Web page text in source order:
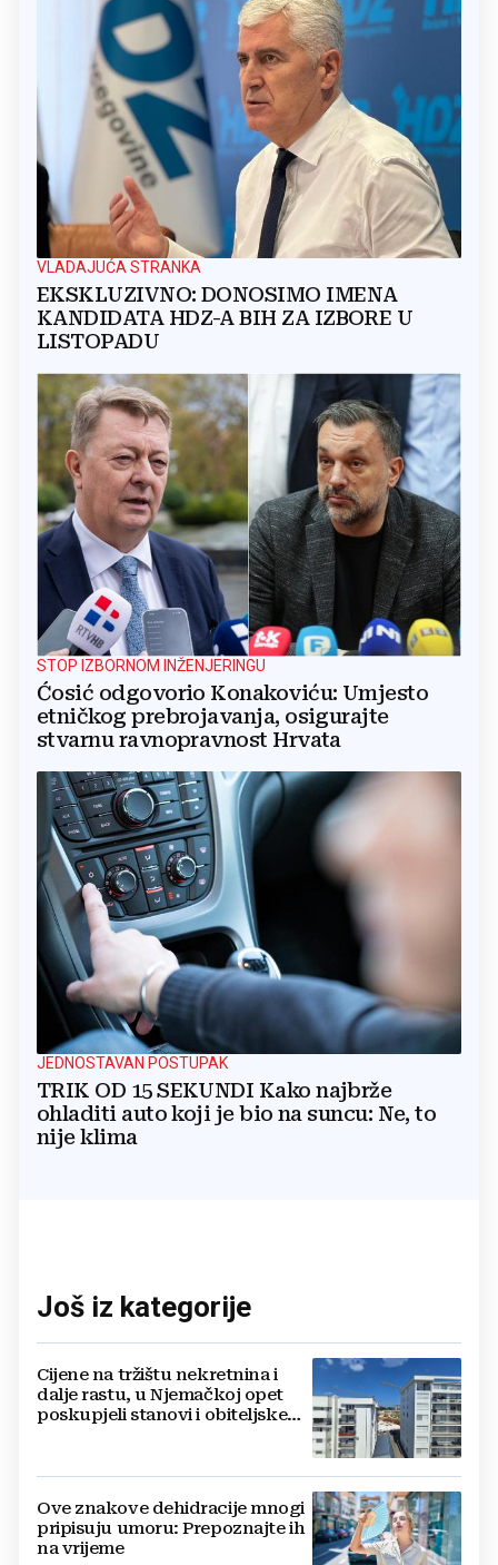
VLADAJUĆA STRANKA
EKSKLUZIVNO: DONOSIMO IMENA
KANDIDATA HDZ-A BIH ZA IZBORE U
LISTOPADU
STOP IZBORNOM INŽENJERINGU
Ćosić odgovorio Konakoviću: Umjesto
etničkog prebrojavanja, osigurajte
stvarnu ravnopravnost Hrvata
JEDNOSTAVAN POSTUPAK
TRIK OD 15 SEKUNDI Kako najbrže
ohladiti auto koji je bio na suncu: Ne, to
nije klima
Još iz kategorije
Cijene na tržištu nekretnina i
dalje rastu, u Njemačkoj opet
poskupjeli stanovi i obiteljske
Ove znakove dehidracije mnogi
pripisuju umoru: Prepoznajte ih
na vrijeme